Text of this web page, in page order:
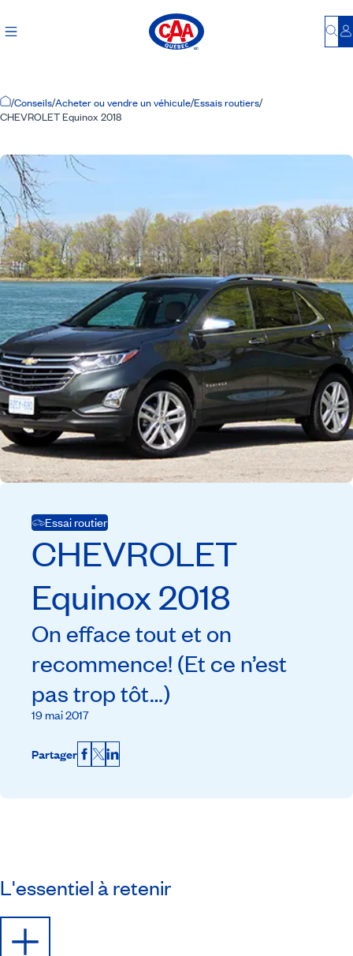
Accueil
/Conseils/Acheter ou vendre un véhicule/Essais routiers/
CHEVROLET Equinox 2018
Essai routier
CHEVROLET
Equinox2018
On efface tout et on
recommence! (Et ce n’est
pas trop tôt…)
19 mai 2017
Partager Facebook
X LinkedIn
L'essentiel à retenir